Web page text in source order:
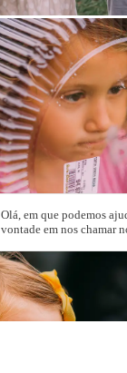
Olá, em que podemos
vontade em nos chamar